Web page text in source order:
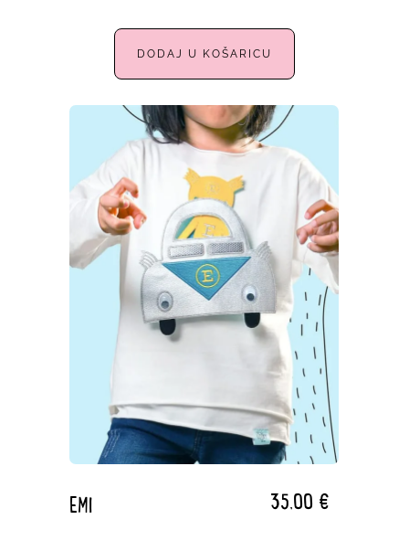
DODAJ U KOŠARICU
EMI 35,00 €